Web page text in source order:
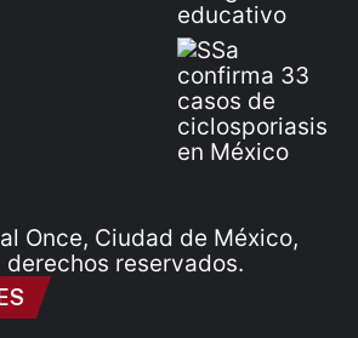
Once, Ciudad de México,
derechos reservados.